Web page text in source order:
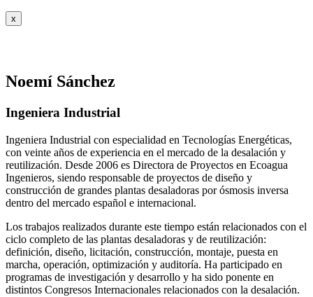
x
Noemí Sánchez
Ingeniera Industrial
Ingeniera Industrial con especialidad en Tecnologías Energéticas,
con veinte años de experiencia en el mercado de la desalación y
reutilización. Desde 2006 es Directora de Proyectos en Ecoagua
Ingenieros, siendo responsable de proyectos de diseño y
construcción de grandes plantas desaladoras por ósmosis inversa
dentro del mercado español e internacional.
Los trabajos realizados durante este tiempo están relacionados con el
ciclo completo de las plantas desaladoras y de reutilización:
definición, diseño, licitación, construcción, montaje, puesta en
marcha, operación, optimización y auditoría. Ha participado en
programas de investigación y desarrollo y ha sido ponente en
distintos Congresos Internacionales relacionados con la desalación.